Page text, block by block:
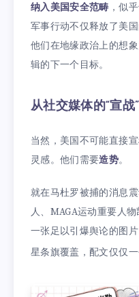
纳入美国安全范畴 ，似
军事行动不仅释放了美
他们在地缘政治上的想
辑的下一个目标。
从社交媒体的“宣战
当然，美国不可能直接
灵感。他们需要造势。
就在马杜罗被捕的消息
人、MAGA运动重要人
一张足以引爆舆论的图
星条旗覆盖，配文仅仅